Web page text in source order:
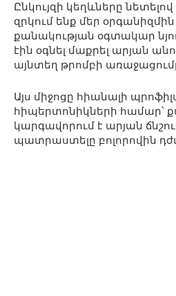
Ընկույզի կեղևները
զրկում ենք մեր
քանակության օգտակար
էին օգնել մաքրել արյան
այնտեղ թրոմբի
Այս միջոցը հիանալի
հիպերտոնիկների համար՝
կարգավորում է արյան
պատրաստելը բոլորովին